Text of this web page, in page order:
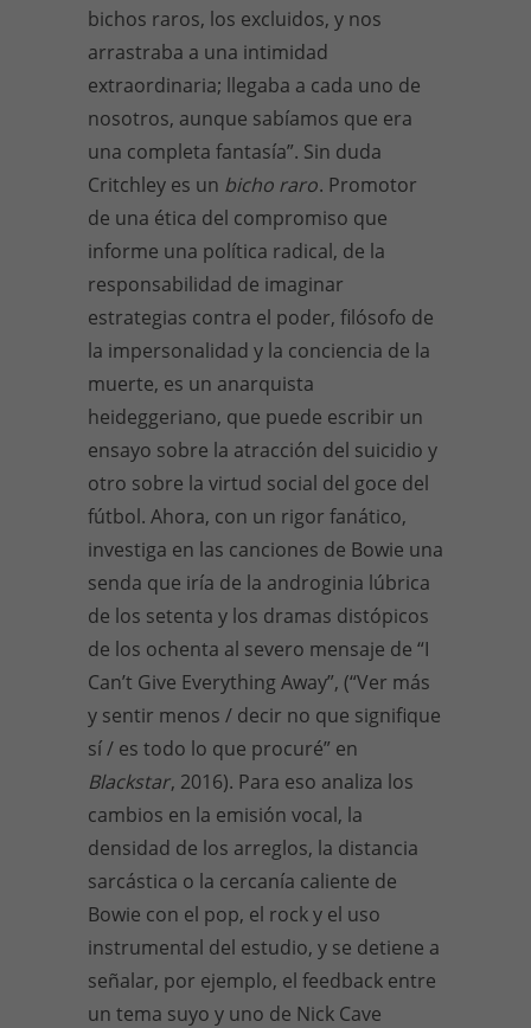
bichos raros, los excluidos, y nos
arrastraba a una intimidad
extraordinaria; llegaba a cada uno de
nosotros, aunque sabíamos que era
una completa fantasía”. Sin duda
Critchley es un bicho raro. Promotor
de una ética del compromiso que
informe una política radical, de la
responsabilidad de imaginar
estrategias contra el poder, filósofo de
la impersonalidad y la conciencia de la
muerte, es un anarquista
heideggeriano, que puede escribir un
ensayo sobre la atracción del suicidio y
otro sobre la virtud social del goce del
fútbol. Ahora, con un rigor fanático,
investiga en las canciones de Bowie una
senda que iría de la androginia lúbrica
de los setenta y los dramas distópicos
de los ochenta al severo mensaje de “I
Can’t Give Everything Away”, (“Ver más
y sentir menos / decir no que signifique
sí / es todo lo que procuré” en
Blackstar, 2016). Para eso analiza los
cambios en la emisión vocal, la
densidad de los arreglos, la distancia
sarcástica o la cercanía caliente de
Bowie con el pop, el rock y el uso
instrumental del estudio, y se detiene a
señalar, por ejemplo, el feedback entre
un tema suyo y uno de Nick Cave